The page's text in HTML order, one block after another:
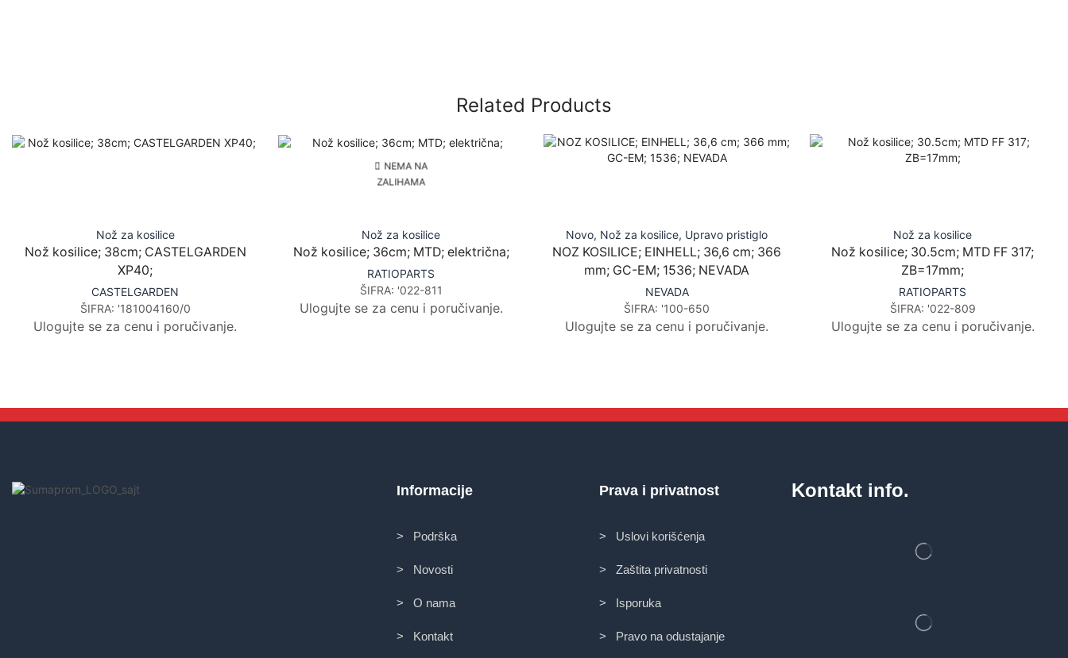
Related Products
Nož za kosilice
Nož kosilice; 38cm; CASTELGARDEN
XP40;
CASTELGARDEN
ŠIFRA: '181004160/0
Ulogujte se za cenu i poručivanje.
NEMA NA
ZALIHAMA
Nož za kosilice
Nož kosilice; 36cm; MTD; električna;
RATIOPARTS
ŠIFRA: '022-811
Ulogujte se za cenu i poručivanje.
Novo, Nož za kosilice, Upravo pristiglo
NOZ KOSILICE; EINHELL; 36,6 cm; 366
mm; GC-EM; 1536; NEVADA
NEVADA
ŠIFRA: '100-650
Ulogujte se za cenu i poručivanje.
Nož za kosilice
Nož kosilice; 30.5cm; MTD FF 317;
ZB=17mm;
RATIOPARTS
ŠIFRA: '022-809
Ulogujte se za cenu i poručivanje.
Informacije
> Podrška
> Novosti
> O nama
> Kontakt
Prava i privatnost
> Uslovi korišćenja
> Zaštita privatnosti
> Isporuka
> Pravo na odustajanje
Kontakt info.